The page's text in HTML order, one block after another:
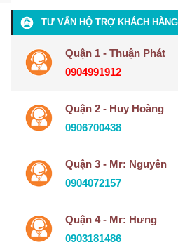
TƯ VẤN HỘ TRỢ KHÁCH HÀNG
Quận 1 - Thuận Phát
0904991912
Quận 2 - Huy Hoàng
0906700438
Quận 3 - Mr: Nguyên
0904072157
Quận 4 - Mr: Hưng
0903181486